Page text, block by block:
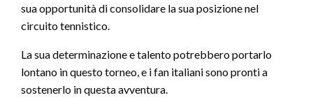
sua opportunità di consolidare la sua posizione nel
circuito tennistico.
La sua determinazione e talento potrebbero portarlo
lontano in questo torneo, e i fan italiani sono pronti a
sostenerlo in questa avventura.